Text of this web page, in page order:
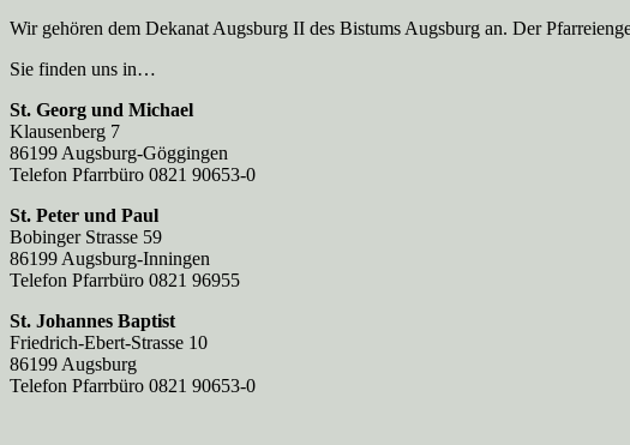
Wir gehören dem Dekanat Augsburg II des Bistums Augsburg an. Der
Sie finden uns in…
St. Georg und Michael
Klausenberg 7
86199 Augsburg-Göggingen
Telefon Pfarrbüro 0821 90653-0
St. Peter und Paul
Bobinger Strasse 59
86199 Augsburg-Inningen
Telefon Pfarrbüro 0821 96955
St. Johannes Baptist
Friedrich-Ebert-Strasse 10
86199 Augsburg
Telefon Pfarrbüro 0821 90653-0